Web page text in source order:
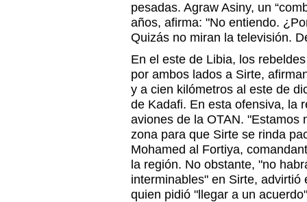
pesadas. Agraw Asiny, un
años, afirma: "No entiendo.
Quizás no miran la televisión.
En el este de Libia, los
por ambos lados a Sirte,
y a cien kilómetros al este de
de Kadafi. En esta ofensiva, la
aviones de la OTAN. "Estamos
zona para que Sirte se rinda
Mohamed al Fortiya,
la región. No obstante, "no
interminables" en Sirte, advirtió
quien pidió "llegar a un